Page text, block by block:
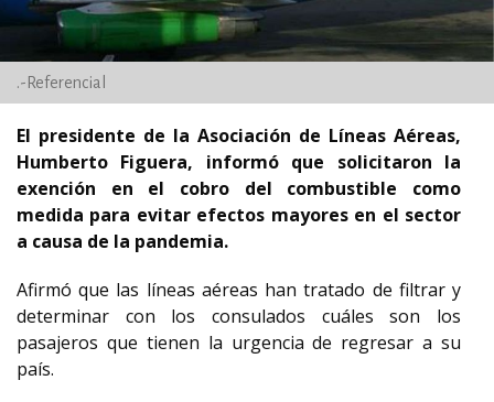
.-Referencial
El presidente de la Asociación de Líneas Aéreas,
Humberto Figuera, informó que solicitaron la
exención en el cobro del combustible como
medida para evitar efectos mayores en el sector
a causa de la pandemia.
Afirmó que las líneas aéreas han tratado de filtrar y
determinar con los consulados cuáles son los
pasajeros que tienen la urgencia de regresar a su
país.